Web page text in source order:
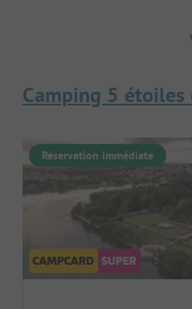
Camping 5 étoiles
Réservation immédiate